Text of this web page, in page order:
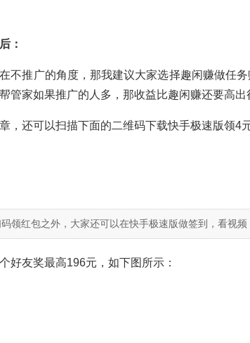
：
不推广的角度，那我建议大家选择趣闲赚做任
管家如果推广的人多，那收益比趣闲赚还要高出
，还可以扫描下面的二维码下载快手极速版领4
码领红包之外，大家还可以在快手极速版做签到，看视
好友奖最高196元，如下图所示：